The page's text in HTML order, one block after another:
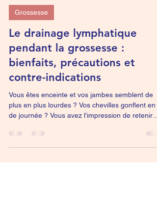
floriane
5 juil.
Grossesse
Le drainage lymphatique
pendant la grossesse :
bienfaits, précautions et
contre-indications
Vous êtes enceinte et vos jambes semblent de
de journée ? Vous avez l'impression de retenir